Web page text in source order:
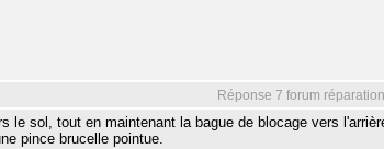
Réponse 7 forum
le sol, tout en maintenant la bague de blocage vers
pince brucelle pointue.